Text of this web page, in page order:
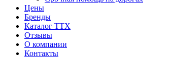
Цены
Бренды
Каталог ТТХ
Отзывы
О компании
Контакты